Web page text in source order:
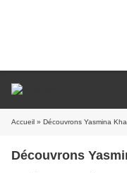
Accueil » Découvrons Yasmina
Découvrons